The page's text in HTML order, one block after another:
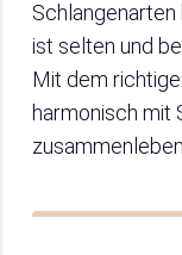
ist selten und
Mit dem
harmonisch mit